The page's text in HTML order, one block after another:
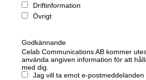
Driftinformation
Övrigt
Godkännande
Celab Communications AB kommer
använda angiven information för att
med dig.
Jag vill ta emot e-postmeddelanden